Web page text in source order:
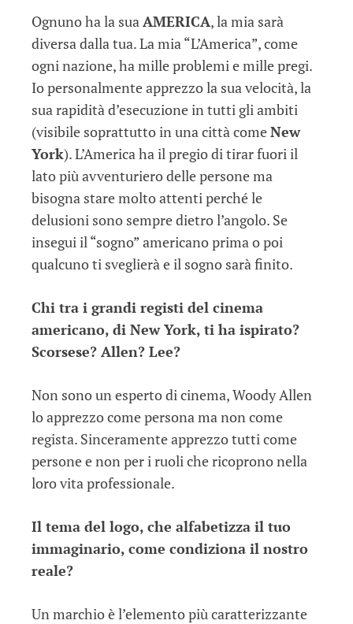
Ognuno ha la sua AMERICA, la mia sarà
diversa dalla tua. La mia “L’America”, come
ogni nazione, ha mille problemi e mille pregi.
Io personalmente apprezzo la sua velocità, la
sua rapidità d’esecuzione in tutti gli ambiti
(visibile soprattutto in una città comeNew
York). L’America ha il pregio di tirar fuori il
lato più avventuriero delle persone ma
bisogna stare molto attenti perché le
delusioni sono sempre dietro l’angolo. Se
insegui il “sogno” americano prima o poi
qualcuno ti sveglierà e il sogno sarà finito.
Chi tra i grandi registi del cinema
americano, di New York, ti ha ispirato?
Scorsese? Allen? Lee?
Non sono un esperto di cinema, Woody Allen
lo apprezzo come persona ma non come
regista. Sinceramente apprezzo tutti come
persone e non per i ruoli che ricoprono nella
loro vita professionale.
Il tema del logo, che alfabetizza il tuo
immaginario, come condiziona il nostro
reale?
Un marchio è l’elemento più caratterizzante